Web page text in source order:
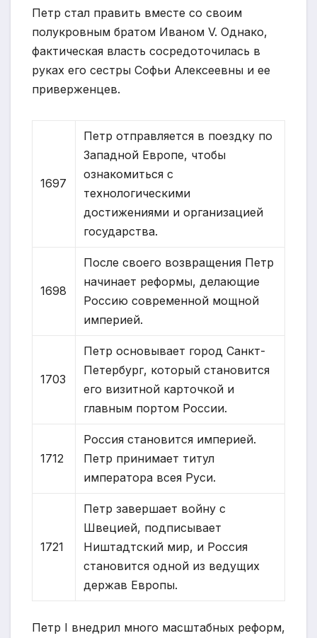
Петр стал править вместе со своим
полукровным братом Иваном V. Однако,
фактическая власть сосредоточилась в
руках его сестры Софьи Алексеевны и ее
приверженцев.
1697
Петр отправляется в поездку по
Западной Европе, чтобы
ознакомиться с
технологическими
достижениями и организацией
государства.
1698
После своего возвращения Петр
начинает реформы, делающие
Россию современной мощной
империей.
1703
Петр основывает город Санкт-
Петербург, который становится
его визитной карточкой и
главным портом России.
1712
Россия становится империей.
Петр принимает титул
императора всея Руси.
1721
Петр завершает войну с
Швецией, подписывает
Ништадтский мир, и Россия
становится одной из ведущих
держав Европы.
Петр I внедрил много масштабных реформ,